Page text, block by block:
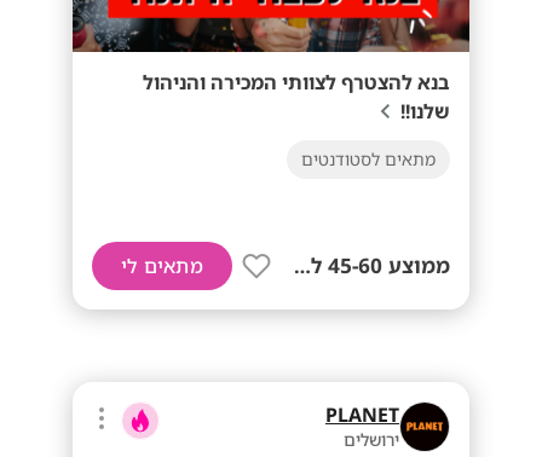
בנא להצטרף לצוותי המכירה והניהול
שלנו!!
מתאים לסטודנטים
ממוצע 45-60 לשעה! מתאים לי
PLANET
ירושלים